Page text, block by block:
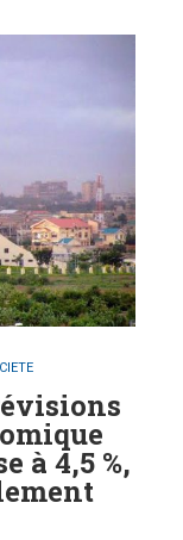
à 4,5 %,